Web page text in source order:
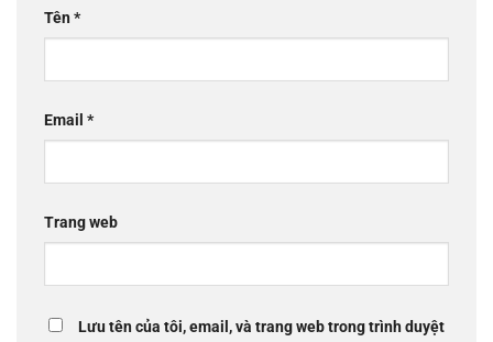
Tên*
Email *
Trang web
Lưu tên của tôi, email, và trang web trong trình duyệt